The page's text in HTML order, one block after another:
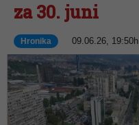
za 30. juni
Hronika 09.06.26, 19:50h